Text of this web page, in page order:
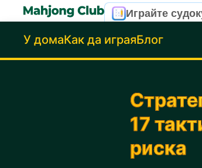
Играйте
У домаКак да играяБлог
17
риска